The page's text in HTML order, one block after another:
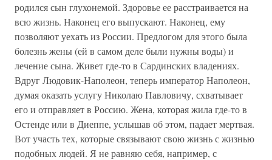
родился сын глухонемой. Здоровье ее расстраивается на
всю жизнь. Наконец его выпускают. Наконец, ему
позволяют уехать из России. Предлогом для этого была
болезнь жены (ей в самом деле были нужны воды) и
лечение сына. Живет где-то в Сардинских владениях.
Вдруг Людовик-Наполеон, теперь император Наполеон,
думая оказать услугу Николаю Павловичу, схватывает
его и отправляет в Россию. Жена, которая жила где-то в
Остенде или в Диеппе, услышав об этом, падает мертвая.
Вот участь тех, которые связывают свою жизнь с жизнью
подобных людей. Я не равняю себя, например, с